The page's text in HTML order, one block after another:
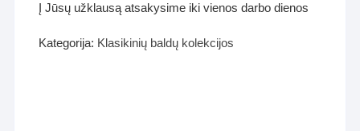
Į Jūsų užklausą atsakysime iki vienos darbo dienos
Kategorija: Klasikinių baldų kolekcijos